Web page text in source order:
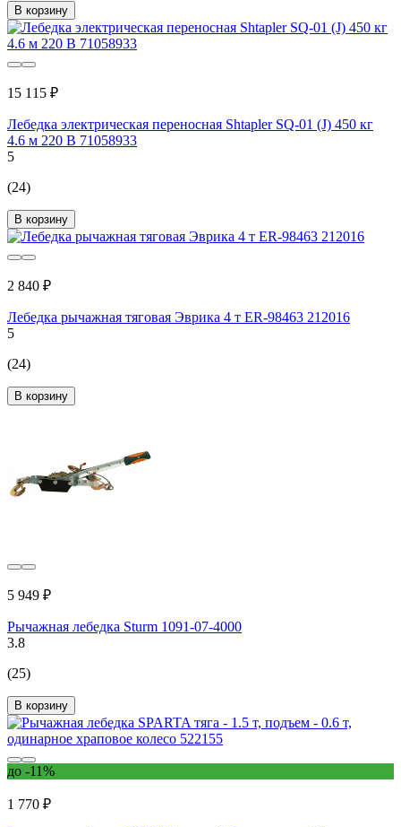
В корзину
15 115 ₽
Лебедка электрическая переносная Shtapler SQ-01 (J) 450 кг
4.6 м 220 В 71058933
5
(24)
В корзину
2 840 ₽
Лебедка рычажная тяговая Эврика 4 т ER-98463 212016
5
(24)
В корзину
5 949 ₽
Рычажная лебедка Sturm 1091-07-4000
3.8
(25)
В корзину
до -11%
1 770 ₽